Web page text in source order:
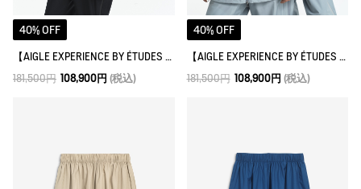
40% OFF
【AIGLE EXPERIENCE BY ÉTUDES STUDIO】ゴアテックス ジャケット
181,500円 108,900円 (税込)
40% OFF
【AIGLE EXPERIENCE BY ÉTUDES STUDIO】ゴアテックス ジャケット
181,500円 108,900円 (税込)